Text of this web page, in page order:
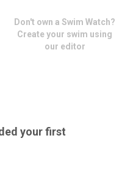
Don't own a Swim Watch?
Create your swim using
our editor
your first